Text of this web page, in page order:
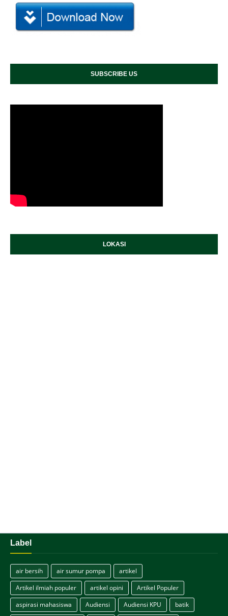
SUBSCRIBE US
LOKASI
Label
air bersih air sumur pompa
artikel
Artikel ilmiah populer
artikel opini
Artikel Populer
aspirasi mahasiswa
Audiensi Audiensi KPU
batik